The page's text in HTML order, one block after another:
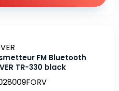
FM Bluetooth
TR-330 black